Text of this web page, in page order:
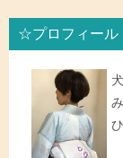
☆プロフィール